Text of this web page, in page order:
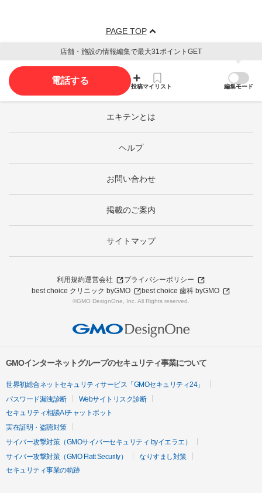
PAGE TOP
店舗・施設の情報編集で最大31ポイントGET
電話する
投稿マイリスト 編集モード
エキテンとは
ヘルプ
お問い合わせ
掲載のご案内
サイトマップ
利用規約運営会社
プライバシーポリシー
best choice クリニック byGMO
best choice 歯科 byGMO
©GMO DesignOne, Inc. All Rights reserved.
GMOインターネットグループのセキュリティ事業について
世界初総合ネットセキュリティサービス「GMOセキュリティ24」
パスワード漏洩診断
Webサイトリスク診断
セキュリティ相談AIチャットボット
実在証明・盗聴対策
サイバー攻撃対策（GMOサイバーセキュリティ byイエラエ）
サイバー攻撃対策（GMO Flatt Security）
なりすまし対策
セキュリティ事業の軌跡